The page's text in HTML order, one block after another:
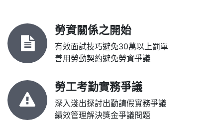
勞資關係之開始
有效面試技巧避免30萬以上罰單
善用勞動契約避免勞資爭議
勞工考勤實務爭議
深入淺出探討出勤請假實務爭議
績效管理解決獎金爭議問題